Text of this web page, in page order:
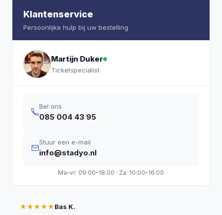
Klantenservice
Persoonlijke hulp bij uw bestelling
Martijn Duker
Ticketspecialist
Bel ons
085 004 43 95
Stuur een e-mail
info@stadyo.nl
Ma–vr: 09:00–18:00 · Za: 10:00–16:00
★★★★★Bas K.